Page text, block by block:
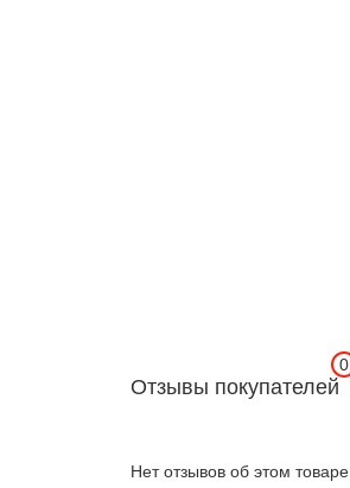
Отзывы покупателей
0
Нет отзывов об этом товаре.